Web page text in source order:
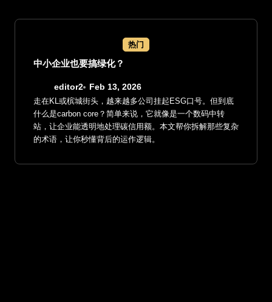
热门
中小企业也要搞绿化？
editor2 Feb 13, 2026
走在KL或槟城街头，越来越多公司挂起ESG口号。但到底
什么是carbon core？简单来说，它就像是一个数码中转
站，让企业能透明地处理碳信用额。本文帮你拆解那些复杂
的术语，让你秒懂背后的运作逻辑。